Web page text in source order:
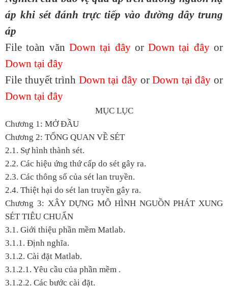
áp khi sét đánh trực tiếp vào đường dây trung
áp
File toàn văn Down tại đâyorDown tại đâyor
Down tại đây
File thuyết trình Down tại đây orDown tại đây or
Down tại đây
MỤC LỤC
Chương 1: MỞ ĐẦU
Chương 2: TỔNG QUAN VỀ SÉT
2.1. Sự hình thành sét.
2.2. Các hiệu ứng thứ cấp do sét gây ra.
2.3. Các thông số của sét lan truyền.
2.4. Thiệt hại do sét lan truyền gây ra.
Chương 3: XÂY DỰNG MÔ HÌNH NGUỒN PHÁT XUNG
SÉT TIÊU CHUẨN
3.1. Giới thiệu phần mềm Matlab.
3.1.1. Định nghĩa.
3.1.2. Cài đặt Matlab.
3.1.2.1. Yêu cầu của phần mềm .
3.1.2.2. Các bước cài đặt.